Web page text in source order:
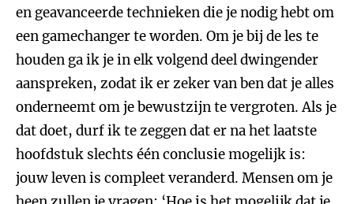
en geavanceerde technieken die je nodig hebt om
een gamechanger te worden. Om je bij de les te
houden ga ik je in elk volgend deel dwingender
aanspreken, zodat ik er zeker van ben dat je alles
onderneemt om je bewustzijn te vergroten. Als je
dat doet, durf ik te zeggen dat er na het laatste
hoofdstuk slechts één conclusie mogelijk is:
jouw leven is compleet veranderd. Mensen om je